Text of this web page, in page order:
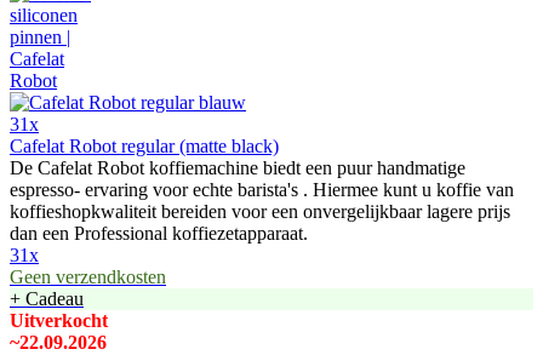
31x
Cafelat Robot regular (matte black)
De Cafelat Robot koffiemachine biedt een puur handmatige
espresso- ervaring voor echte barista's . Hiermee kunt u koffie van
koffieshopkwaliteit bereiden voor een onvergelijkbaar lagere prijs
dan een Professional koffiezetapparaat.
31x
Geen verzendkosten
+ Cadeau
Uitverkocht
~22.09.2026